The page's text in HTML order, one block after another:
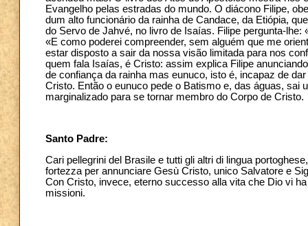
Evangelho pelas estradas do mundo. O diácono Filipe,
dum alto funcionário da rainha de Candace, da Etiópia,
do Servo de Jahvé, no livro de Isaías. Filipe pergunta-
«E como poderei compreender, sem alguém que me
estar disposto a sair da nossa visão limitada para nos
quem fala Isaías, é Cristo: assim explica Filipe
de confiança da rainha mas eunuco, isto é, incapaz de
Cristo. Então o eunuco pede o Batismo e, das águas,
marginalizado para se tornar membro do Corpo de Cristo.
Santo Padre:
Cari pellegrini del Brasile e tutti gli altri di lingua
fortezza per annunciare Gesù Cristo, unico Salvatore e
Con Cristo, invece, eterno successo alla vita che Dio vi
missioni.